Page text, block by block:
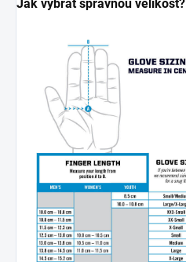
Jak vybrat správnou velikost?